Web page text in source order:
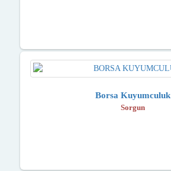
Borsa Kuyumculuk
Sorgun